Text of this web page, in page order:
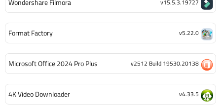
Wondershare Filmora v15.5.3.19727
Format Factory v5.22.0
Microsoft Office 2024 Pro Plus v2512 Build 19530.20138
4K Video Downloader v4.33.5